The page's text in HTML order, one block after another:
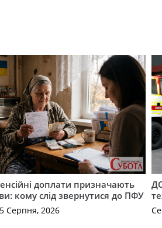
доплати призначають
кому слід звернутися до ПФУ
Серпня, 2026